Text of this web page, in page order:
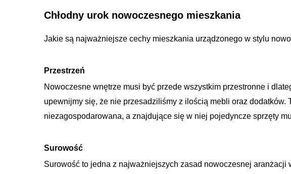
Chłodny urok nowoczesnego mieszkania
Jakie są najważniejsze cechy mieszkania urządzonego w stylu
Przestrzeń
Nowoczesne wnętrze musi być przede wszystkim przestronne i
upewnijmy się, że nie przesadziliśmy z ilością mebli oraz
niezagospodarowana, a znajdujące się w niej pojedyncze sprzęty
Surowość
Surowość to jedna z najważniejszych zasad nowoczesnej aranżacji